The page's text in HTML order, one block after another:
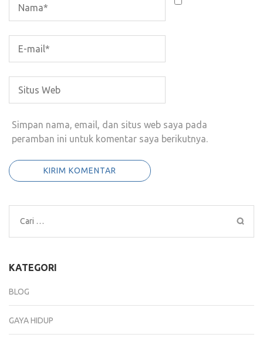
Simpan nama, email, dan situs web saya pada
peramban ini untuk komentar saya berikutnya.
Cari
untuk:
KATEGORI
BLOG
GAYA HIDUP